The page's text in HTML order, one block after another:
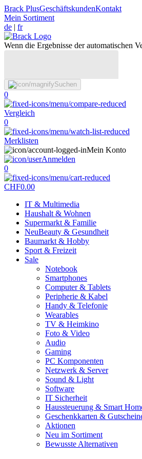
Brack PlusGeschäftskundenKontakt
Mein Sortiment
de | fr
Wenn die Ergebnisse der automatischen
Suchen
0
Vergleich
0
Merklisten
Mein Konto
Anmelden
0
CHF0.00
IT & Multimedia
Haushalt & Wohnen
Supermarkt & Familie
NeuBeauty & Gesundheit
Baumarkt & Hobby
Sport & Freizeit
Sale
Notebook
Smartphones
Computer & Tablets
Peripherie & Kabel
Handy & Telefonie
Wearables
TV & Heimkino
Foto & Video
Audio
Gaming
PC Komponenten
Netzwerk & Server
Sound & Light
Software
IT Sicherheit
Haussteuerung & Smart
Geschenkkarten &
Aktionen
Neu im Sortiment
Bewusste Alternativen